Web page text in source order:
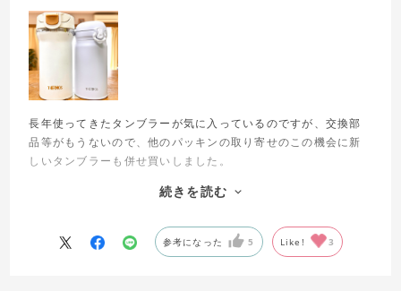
長年使ってきたタンブラーが気に入っているのですが、交換部
品等がもうないので、他のパッキンの取り寄せのこの機会に新
しいタンブラーも併せ買いしました。
色は名称通り、クールな白で、きれいです。
好みとしては通年で使いやすい色合いのほうが好きですが、
続きを読む
参考になった 5 Like! 3